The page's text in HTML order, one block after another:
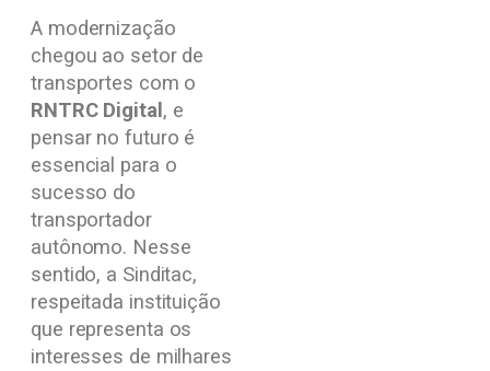
A modernização
chegou ao setor de
transportes com o
RNTRC Digital , e
pensar no futuro é
essencial para o
sucesso do
transportador
autônomo. Nesse
sentido, a Sinditac,
respeitada instituição
que representa os
interesses de milhares